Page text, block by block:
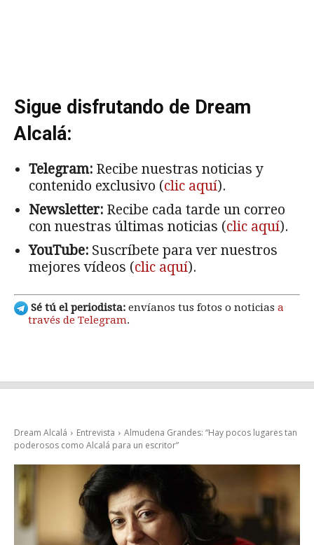
Sigue disfrutando de Dream
Alcalá:
Telegram: Recibe nuestras noticias y
contenido exclusivo (clic aquí).
Newsletter: Recibe cada tarde un correo
con nuestras últimas noticias (clic aquí).
YouTube: Suscríbete para ver nuestros
mejores vídeos (clic aquí).
Sé tú el periodista: envíanos tus fotos o noticias a
través de Telegram.